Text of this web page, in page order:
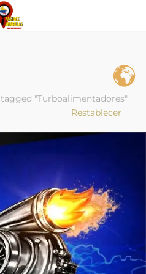
tagged "Turboalimentadores"
Restablecer